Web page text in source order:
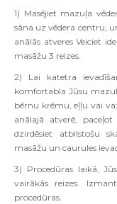
1) Masējiet mazuļa
sāna uz vēdera centru,
anālās atveres Veiciet
masāžu 3 reizes.
2) Lai katetra
komfortabla Jūsu
bērnu krēmu, eļļu vai
anālajā atverē,
dzirdēsiet atbilstošu
masāžu un caurules
3) Procedūras laikā,
vairākās reizes.
procedūras.